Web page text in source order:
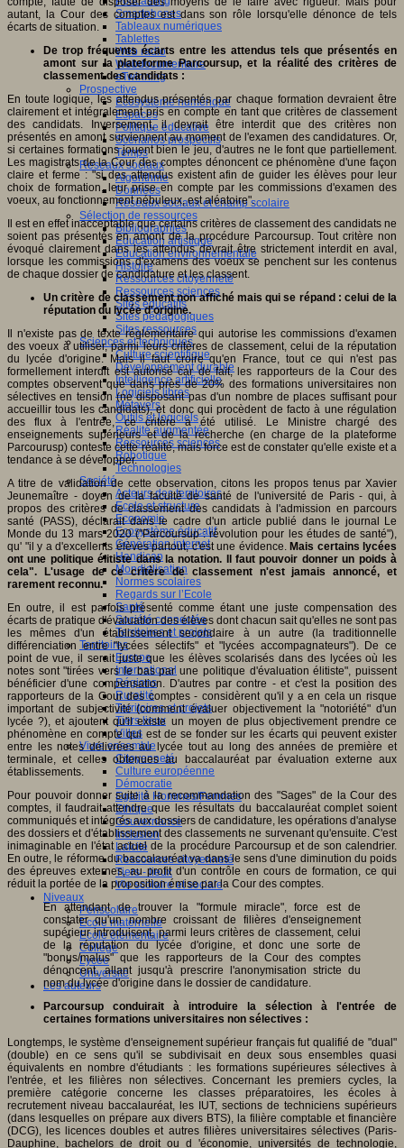
Smartphones
Tableaux numériques
Tablettes
Web radio
Webdocumentaire
eTwinning
Prospective
Ecosystème numérique
Espaces
Politique éducative
Scénarios prospectifs
Temps
Réseaux sociaux
Algorithme
Données
Réseaux sociaux et champ scolaire
Sélection de ressources
Bibliographies
Education artistique
Education environnementale
Histoire
Ressources citoyenneté
Ressources sciences
Sites éducatifs
Sites pédagogiques
Sites ressources
Sciences et techniques
Culture scientifique
Développement durable
Intelligence artificielle
Logiciels libres
Métavers
Outils et logiciels
Réalité augmentée
Ressources sciences
Robotique
Technologies
Société
Acteurs des territoires
Ecole et structure
Economie
Ecosystème éducatif
Génération internet
Handicap
Mondialisation
Normes scolaires
Regards sur l’Ecole
Santé
Société connectée
Territoires et projets
Territoires
Europe
International
Régions
Ruralité
Territoires et projets
Tiers lieux
Villes
Vivre ensemble
Citoyenneté
Culture européenne
Démocratie
Egalité Hommes/Femmes
Ethique
Gouvernance
Inclusion
Laïcité
Ressources citoyenneté
Tiers - lieux
Vie scolaire et sociale
Niveaux
Périscolaire
Ecole maternelle
Ecole élémentaire
Collège
Lycée
Université
Les auteurs
autant, la Cour des comptes est dans son rôle lorsqu'elle dénonce de tels
écarts de situation.
De trop fréquents écarts entre les attendus tels que présentés en
amont sur la plateforme Parcoursup, et la réalité des critères de
classement des candidats :
En toute logique, les attendus présentés par chaque formation devraient être
clairement et intégralement pris en compte en tant que critères de classement
des candidats. Inversement, il devrait être interdit que des critères non
présentés en amont surviennent au moment de l'examen des candidatures. Or,
si certaines formations jouent bien le jeu, d'autres ne le font que partiellement.
Les magistrats de la Cour des comptes dénoncent ce phénomène d'une façon
claire et ferme : "si des attendus existent afin de guider les élèves pour leur
choix de formation, leur prise en compte par les commissions d'examen des
voeux, au fonctionnement nébuleux, est aléatoire".
Il est en effet inacceptable que certains critères de classement des candidats ne
soient pas présentés en amont de la procédure Parcoursup. Tout critère non
évoqué clairement dans les attendus devrait être strictement interdit en aval,
lorsque les commissions d'examens des voeux se penchent sur les contenus
de chaque dossier de candidature et les classent.
Un critère de classement non affiché mais qui se répand : celui de la
réputation du lycée d'origine.
Il n'existe pas de texte réglementaire qui autorise les commissions d'examen
des voeux à utiliser, parmi leurs critères de classement, celui de la réputation
du lycée d'origine. Mais il faut croire qu'en France, tout ce qui n'est pas
formellement interdit est autorisé car de fait, les rapporteurs de la Cour des
comptes observent que dans près de 20% des formations universitaires non
sélectives en tension (ne disposant pas d'un nombre de places suffisant pour
accueillir tous les candidats), et donc qui procèdent de facto à une régulation
des flux à l'entrée, ce critère a été utilisé. Le Ministre chargé des
enseignements supérieurs et de la recherche (en charge de la plateforme
Parcourusp) conteste cette réalité, mais force est de constater qu'elle existe et a
tendance à se développer.
A titre de validation de cette observation, citons les propos tenus par Xavier
Jeunemaître - doyen de la faculté de santé de l'université de Paris - qui, à
propos des critères de classement des candidats à l'admission en parcours
santé (PASS), déclarait dans le cadre d'un article publié dans le journal Le
Monde du 13 mars 2020 ("Parcoursup : révolution pour les études de santé"),
qu' "il y a d'excellents élèves partout, c'est une évidence. Mais certains lycées
ont une politique élitiste dans la notation. Il faut pouvoir donner un poids à
cela". L'usage de ce critère de classement n'est jamais annoncé, et
rarement reconnu.
En outre, il est parfois présenté comme étant une juste compensation des
écarts de pratique d'évaluation des élèves dont chacun sait qu'elles ne sont pas
les mêmes d'un établissement secondaire à un autre (la traditionnelle
différenciation entre "lycées sélectifs" et "lycées accompagnateurs"). De ce
point de vue, il serait juste que les élèves scolarisés dans des lycées où les
notes sont "tirées vers le bas par une politique d'évaluation élitiste", puissent
bénéficier d'une compensation. D'autres par contre - et c'est la position des
rapporteurs de la Cour des comptes - considèrent qu'il y a en cela un risque
important de subjectivité (comment évaluer objectivement la "notoriété" d'un
lycée ?), et ajoutent qu'il existe un moyen de plus objectivement prendre ce
phénomène en compte qui est de se fonder sur les écarts qui peuvent exister
entre les notes délivrées au lycée tout au long des années de première et
terminale, et celles obtenues au baccalauréat par évaluation externe aux
établissements.
Pour pouvoir donner suite à la recommandation des "Sages" de la Cour des
comptes, il faudrait attendre que les résultats du baccalauréat complet soient
communiqués et intégrés aux dossiers de candidature, les opérations d'analyse
des dossiers et d'établissement des classements ne survenant qu'ensuite. C'est
inimaginable en l'état actuel de la procédure Parcoursup et de son calendrier.
En outre, le réforme du baccalauréat va dans le sens d'une diminution du poids
des épreuves externes, au profit d'un contrôle en cours de formation, ce qui
réduit la portée de la proposition émise par la Cour des comptes.
En attendant de trouver la "formule miracle", force est de
constater qu'un nombre croissant de filières d'enseignement
supérieur introduisent, parmi leurs critères de classement, celui
de la réputation du lycée d'origine, et donc une sorte de
"bonus/malus" que les rapporteurs de la Cour des comptes
dénoncent, allant jusqu'à prescrire l'anonymisation stricte du
nom du lycée d'origine dans le dossier de candidature.
Parcoursup conduirait à introduire la sélection à l'entrée de
certaines formations universitaires non sélectives :
Longtemps, le système d'enseignement supérieur français fut qualifié de "dual"
(double) en ce sens qu'il se subdivisait en deux sous ensembles quasi
équivalents en nombre d'étudiants : les formations supérieures sélectives à
l'entrée, et les filières non sélectives. Concernant les premiers cycles, la
première catégorie concerne les classes préparatoires, les écoles à
recrutement niveau baccalauréat, les IUT, sections de techniciens supérieurs
(dans lesquelles on prépare aux divers BTS), la filière comptable et financière
(DCG), les licences doubles et autres filières universitaires sélectives (Paris-
Dauphine, bachelors de droit ou d 'économie, universités de technologie,